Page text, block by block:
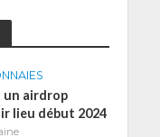
un airdrop
lieu début 2024